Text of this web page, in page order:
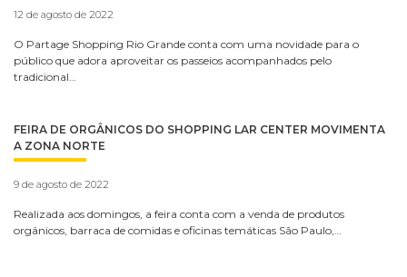
12 de agosto de 2022
O Partage Shopping Rio Grande conta com uma novidade para o
público que adora aproveitar os passeios acompanhados pelo
tradicional…
FEIRA DE ORGÂNICOS DO SHOPPING LAR CENTER MOVIMENTA
A ZONA NORTE
9 de agosto de 2022
Realizada aos domingos, a feira conta com a venda de produtos
orgânicos, barraca de comidas e oficinas temáticas São Paulo,…